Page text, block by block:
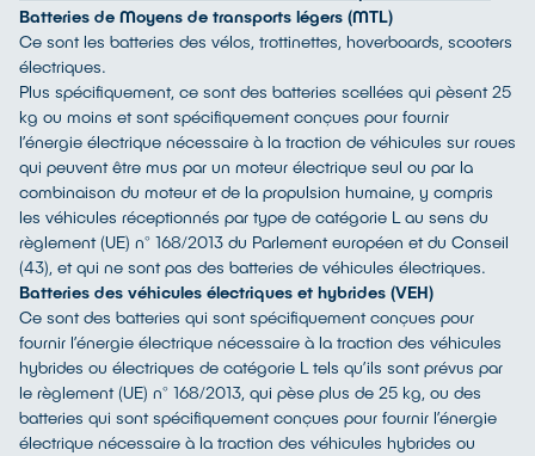
Batteries de Moyens de transports légers (MTL)
Ce sont les batteries des vélos, trottinettes, hoverboards, scooters
électriques.
Plus spécifiquement, ce sont des batteries scellées qui pèsent 25
kg ou moins et sont spécifiquement conçues pour fournir
l’énergie électrique nécessaire à la traction de véhicules sur roues
qui peuvent être mus par un moteur électrique seul ou par la
combinaison du moteur et de la propulsion humaine, y compris
les véhicules réceptionnés par type de catégorie L au sens du
règlement (UE) n° 168/2013 du Parlement européen et du Conseil
(43), et qui ne sont pas des batteries de véhicules électriques.
Batteries des véhicules électriques et hybrides (VEH)
Ce sont des batteries qui sont spécifiquement conçues pour
fournir l’énergie électrique nécessaire à la traction des véhicules
hybrides ou électriques de catégorie L tels qu’ils sont prévus par
le règlement (UE) n° 168/2013, qui pèse plus de 25 kg, ou des
batteries qui sont spécifiquement conçues pour fournir l’énergie
électrique nécessaire à la traction des véhicules hybrides ou